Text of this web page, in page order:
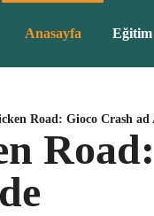
Anasayfa Eğitim
Road: Gioco Crash